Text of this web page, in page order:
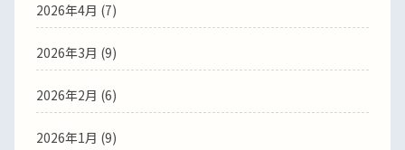
2026年4月 (7)
2026年3月 (9)
2026年2月 (6)
2026年1月 (9)